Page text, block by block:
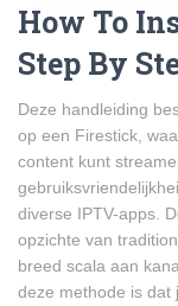
How To
Step By
Deze handleiding
op een Firestick,
content kunt
diverse IPTV-apps.
opzichte van
breed scala aan
deze methode is dat